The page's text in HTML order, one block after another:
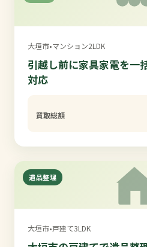
大垣市•マンション2LDK
引越し前に家具家電を一
対応
買取総額
遺品整理
大垣市•戸建て3LDK